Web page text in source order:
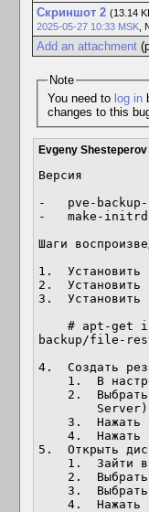
Скриншот 2 (13.14
2025-05-27 10:33 MSK,
Add an attachment
Note
You need to log inbefore you can comment on or make
changes to this
Evgeny Shesteperov
Версия
-   pve-
-   make-
Шаги
1.  Установить
2.  Установить
3.  Установить
backup/file-
4.  Создать
5.  Открыть